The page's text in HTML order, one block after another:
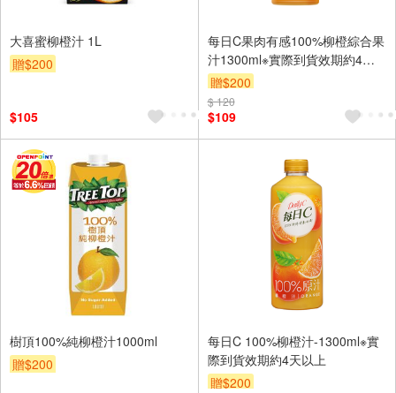
大喜蜜柳橙汁 1L
贈$200
$105
每日C果肉有感100%柳橙綜合果
汁1300ml※實際到貨效期約4天
以上
贈$200
$ 120
$109
樹頂100%純柳橙汁1000ml
贈$200
每日C 100%柳橙汁-1300ml※實
際到貨效期約4天以上
贈$200